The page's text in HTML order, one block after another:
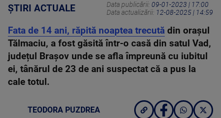
ȘTIRI ACTUALE Data publicării: 09-01-2023 | 17:00
Data actualizării: 12-08-2025 | 14:59
Fata de 14 ani, răpită noaptea trecută din orașul
Tălmaciu, a fost găsită într-o casă din satul Vad,
județul Brașov unde se afla împreună cu iubitul
ei, tânărul de 23 de ani suspectat că a pus la
cale totul.
TEODORA PUZDREA